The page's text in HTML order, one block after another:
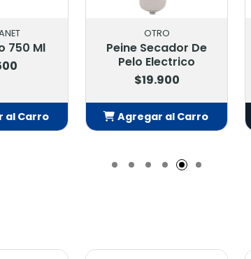
De
al Carro
Plato Acero Diseño
Pd Desde
$2.500
Elige opciones